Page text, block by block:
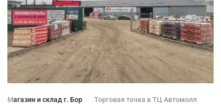
Магазин и склад г. Бор
Торговая точка в ТЦ Автомолл